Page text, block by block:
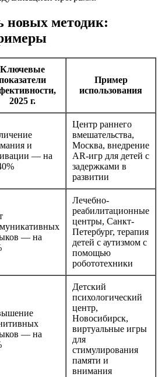
новых методик:
Ключевые
2025 г.
Пример
использования
и
— на
Центр раннего
вмешательства,
Москва, внедрение
AR-игр для детей с
задержками в
развитии
— на
Лечебно-
реабилитационные
центры, Санкт-
Петербург, терапия
детей с аутизмом с
помощью
робототехники
— на
Детский
психологический
центр,
Новосибирск,
виртуальные игры
для
стимулирования
памяти и
внимания